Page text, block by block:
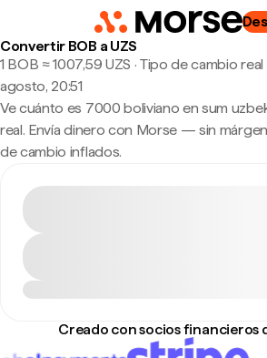
Convertir BOB a UZS
1 BOB ≈ 1007,59 UZS · Tipo de cambio real
agosto, 20:51
Ve cuánto es 7000 boliviano en sum
real. Envía dinero con Morse — sin
de cambio inflados.
Creado con socios financieros